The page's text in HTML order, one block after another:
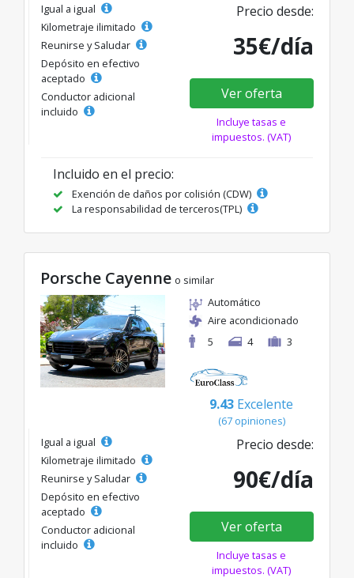
Igual a igual
Kilometraje ilimitado
Reunirse y Saludar
Depósito en efectivo
aceptado
Conductor adicional
incluido
Precio desde:
35€/día
Ver oferta
Incluye tasas e
impuestos. (VAT)
Incluido en el precio:
Exención de daños por colisión (CDW)
La responsabilidad de terceros(TPL)
Porsche Cayenne o similar
Automático
Aire acondicionado
5
4 3
9.43 Excelente
(67 opiniones)
Igual a igual
Kilometraje ilimitado
Reunirse y Saludar
Depósito en efectivo
aceptado
Conductor adicional
incluido
Precio desde:
90€/día
Ver oferta
Incluye tasas e
impuestos. (VAT)